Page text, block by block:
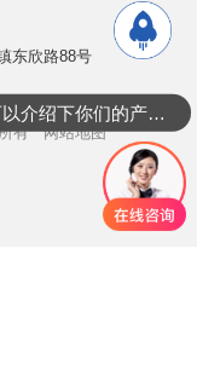
东欣路88号
所有网站地图
可以介绍下你们的产品么